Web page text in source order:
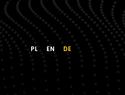
PL EN DE